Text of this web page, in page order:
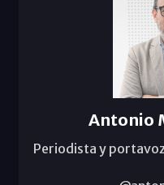
Antonio
Periodista y